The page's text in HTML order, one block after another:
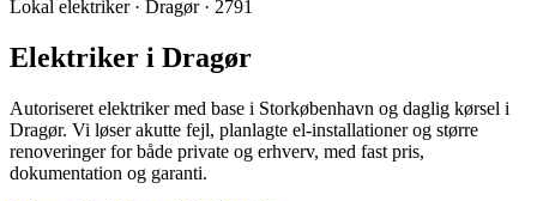
Lokal elektriker · Dragør · 2791
Elektriker i Dragør
Autoriseret elektriker med base i Storkøbenhavn og daglig kørsel i
Dragør. Vi løser akutte fejl, planlagte el-installationer og større
renoveringer for både private og erhverv, med fast pris,
dokumentation og garanti.